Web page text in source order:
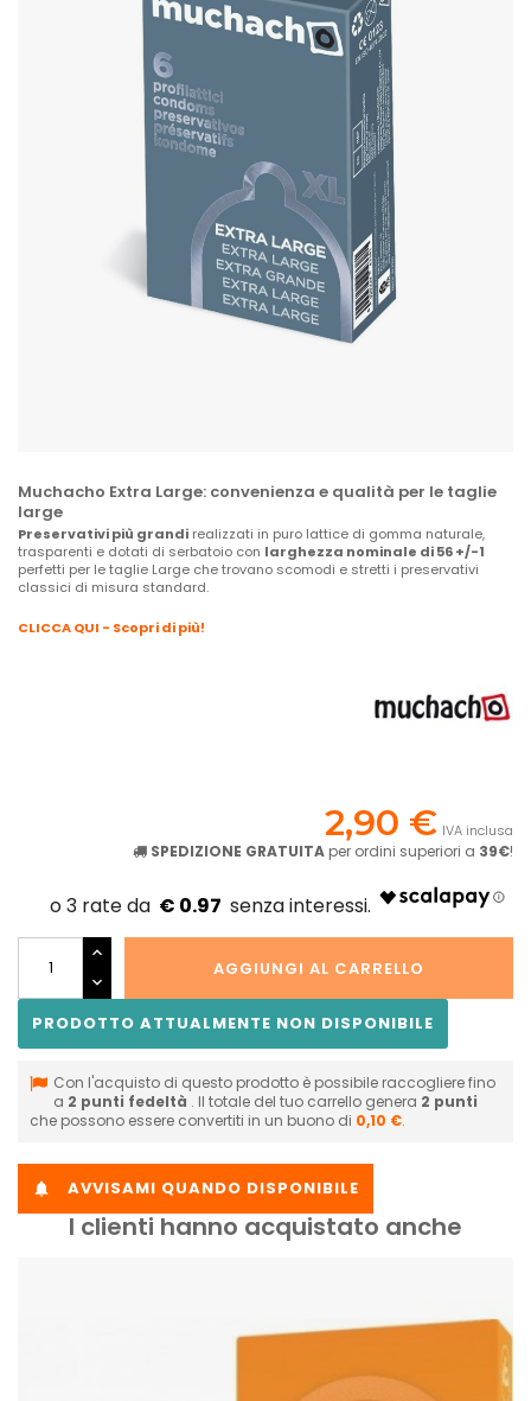
Muchacho Extra Large: convenienza e qualità per le taglie
large
Preservativi più grandi realizzati in puro lattice di gomma naturale,
trasparenti e dotati di serbatoio con larghezza nominale di 56 +/-1
perfetti per le taglie Large che trovano scomodi e stretti i preservativi
classici di misura standard.
CLICCA QUI - Scopri di più!
2,90 € IVA inclusa
SPEDIZIONE GRATUITA per ordini superiori a 39€!
€ 0.97
AGGIUNGI AL CARRELLO
PRODOTTO ATTUALMENTE NON DISPONIBILE
Con l'acquisto di questo prodotto è possibile raccogliere fino
a 2 punti fedeltà . Il totale del tuo carrello genera 2 punti
che possono essere convertiti in un buono di 0,10 €.
 AVVISAMI QUANDO DISPONIBILE
I clienti hanno acquistato anche